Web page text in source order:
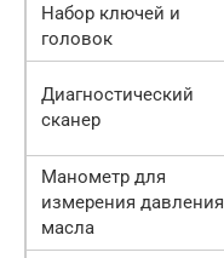
Набор ключей и
головок
Диагностический
сканер
Манометр для
измерения давления
масла